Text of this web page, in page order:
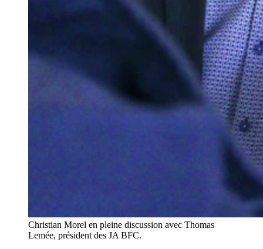
Christian Morel en pleine discussion avec Thomas
Lemée, président des JA BFC.